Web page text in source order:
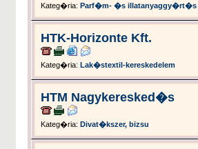
Kateg�ria: Parf�m- �s
HTK-Horizonte Kft.
Kateg�ria: Lak�stextil-kereskedelem
HTM Nagykeresked�s
Kateg�ria: Divat�kszer, bizsu